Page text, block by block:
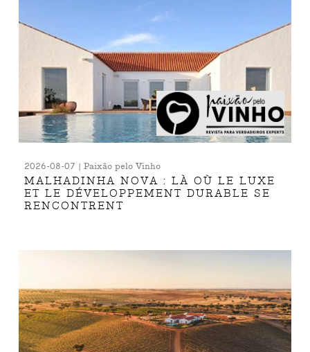
2026-08-07 | Paixão pelo Vinho
MALHADINHA NOVA : LÀ OÙ LE LUXE
ET LE DÉVELOPPEMENT DURABLE SE
RENCONTRENT